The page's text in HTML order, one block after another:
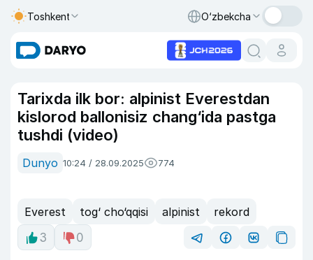
Toshkent O‘zbekcha
Tarixda ilk bor: alpinist Everestdan
kislorod ballonisiz chang‘ida pastga
tushdi (video)
Dunyo 10:24 / 28.09.2025 774
Everest tog‘ cho‘qqisi alpinist
rekord
3
0